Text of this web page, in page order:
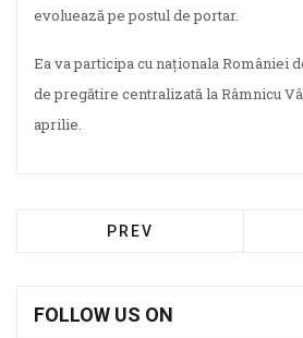
evoluează pe postul de portar.
Ea va participa cu naționala României
de pregătire centralizată la Râmnicu
aprilie.
PREV
FOLLOW US ON